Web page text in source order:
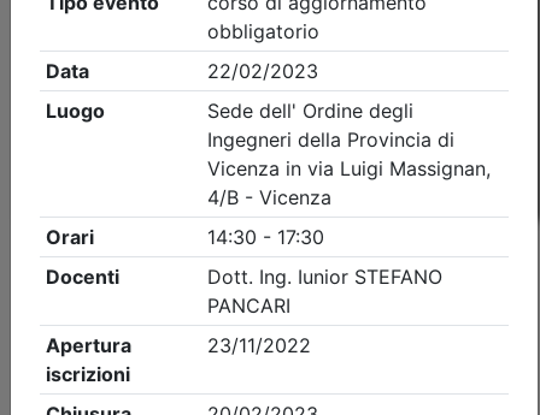
- Tipo Ordine/collegio:Ingegneri
Vicenza- Eventi in programma dal7/8/2026
iCal Feed RSS
Dettagli evento
A pagamento